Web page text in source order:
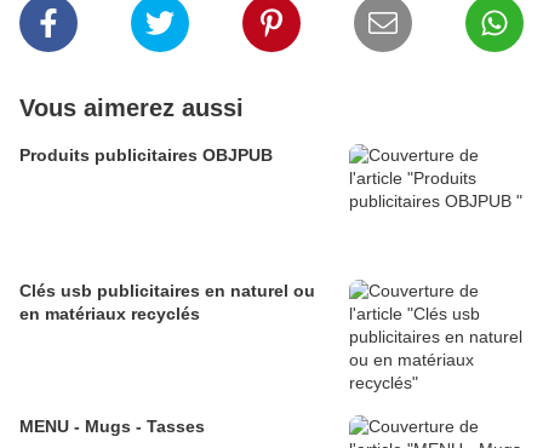
Vous aimerez aussi
Produits publicitaires OBJPUB
Clés usb publicitaires en naturel ou
en matériaux recyclés
MENU - Mugs - Tasses